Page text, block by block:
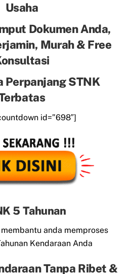
Usaha
Dokumen Anda,
Murah & Free
Perpanjang STNK
id=”698″]
5 Tahunan
anda memproses
Kendaraan Anda
Tanpa Ribet &